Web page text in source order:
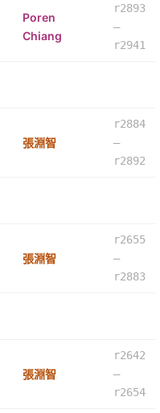
Poren
Chiang
r2893
–
r2941
張淵智
r2884
–
r2892
張淵智
r2655
–
r2883
張淵智
r2642
–
r2654